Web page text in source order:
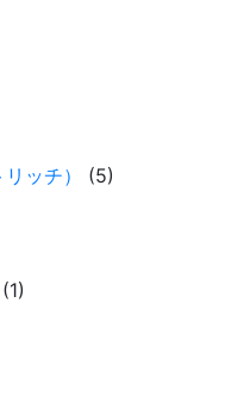
ッチ）
(5)
(1)